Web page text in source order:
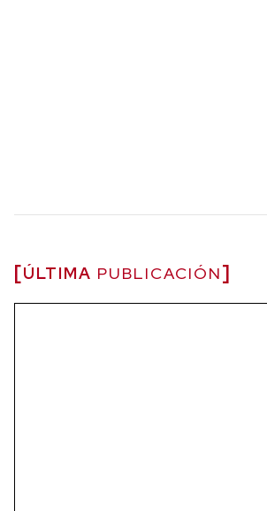
ÚLTIMA PUBLICACIÓN